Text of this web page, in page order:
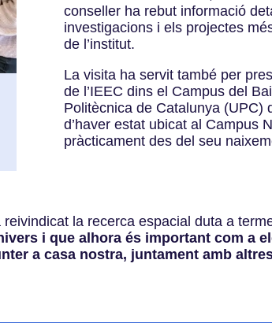
conseller ha rebut informació
investigacions i els projectes
de l’institut.
La visita ha servit també per
de l’IEEC dins el Campus del
Politècnica de Catalunya (UPC)
d’haver estat ubicat al Campus
pràcticament des del seu
la recerca espacial duta a
i que alhora és important com a
a casa nostra, juntament amb